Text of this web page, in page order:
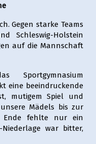
Gegen starke Teams
Schleswig-Holstein
auf die Mannschaft
Sportgymnasium
eine beeindruckende
mutigem Spiel und
Mädels bis zur
Ende fehlte nur ein
war bitter,